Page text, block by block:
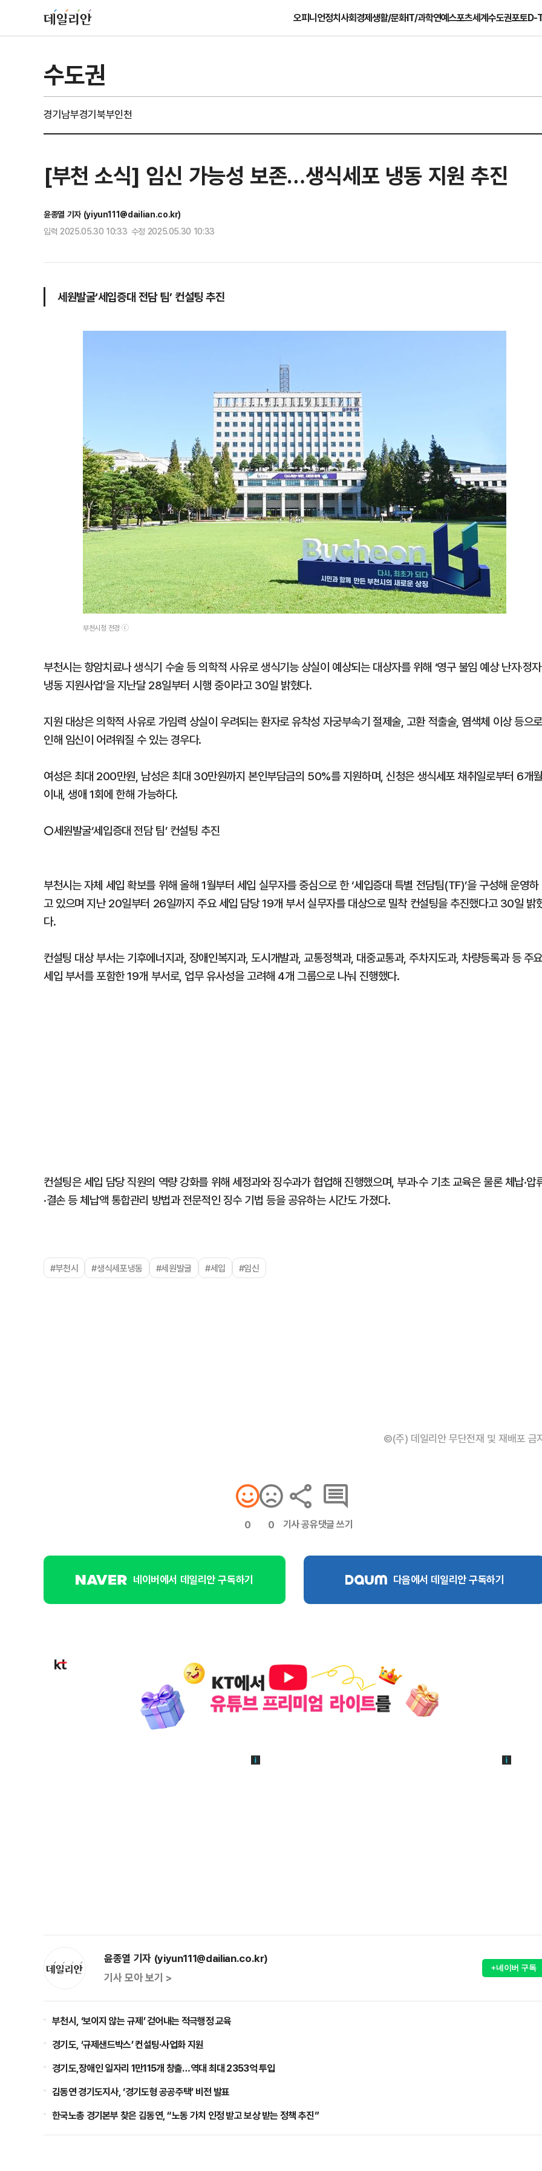
오피니언정치사회경제생활/문화IT/과학연예스포츠세계수도권포토D-
수도권
경기남부경기북부인천
[부천 소식] 임신 가능성 보존…생식세포 냉동 지원 추진
윤종열 기자 (yiyun111@dailian.co.kr)
입력 2025.05.30 10:33 수정 2025.05.30 10:33
세원발굴‘세입증대 전담 팀’ 컨설팅 추진
부천시청 전경 ⓒ
부천시는 항암치료나 생식기 수술 등 의학적 사유로 생식기능 상실이 예상되는 대상자를 위해 ‘영구 불임 예상 난자‧정자
냉동 지원사업’을 지난달 28일부터 시행 중이라고 30일 밝혔다.
지원 대상은 의학적 사유로 가임력 상실이 우려되는 환자로 유착성 자궁부속기 절제술, 고환 적출술, 염색체 이상 등으
인해 임신이 어려워질 수 있는 경우다.
여성은 최대 200만원, 남성은 최대 30만원까지 본인부담금의 50%를 지원하며, 신청은 생식세포 채취일로부터 6개
이내, 생애 1회에 한해 가능하다.
○세원발굴‘세입증대 전담 팀’ 컨설팅 추진
부천시는 자체 세입 확보를 위해 올해 1월부터 세입 실무자를 중심으로 한 ‘세입증대 특별 전담팀(TF)’을 구성해 운영하
고 있으며 지난 20일부터 26일까지 주요 세입 담당 19개 부서 실무자를 대상으로 밀착 컨설팅을 추진했다고 30일 밝
다.
컨설팅 대상 부서는 기후에너지과, 장애인복지과, 도시개발과, 교통정책과, 대중교통과, 주차지도과, 차량등록과 등 주
세입 부서를 포함한 19개 부서로, 업무 유사성을 고려해 4개 그룹으로 나눠 진행했다.
컨설팅은 세입 담당 직원의 역량 강화를 위해 세정과와 징수과가 협업해 진행했으며, 부과·수 기초 교육은 물론 체납·압
·결손 등 체납액 통합관리 방법과 전문적인 징수 기법 등을 공유하는 시간도 가졌다.
#부천시 #생식세포냉동 #세원발굴 #세입 #임신
©(주) 데일리안 무단전재 및 재배포 금
0 0 기사 공유댓글 쓰기
네이버에서 데일리안 구독하기 다음에서 데일리안 구독하기
윤종열 기자 (yiyun111@dailian.co.kr)
기사 모아 보기 >
+네이버 구독
부천시, ‘보이지 않는 규제’ 걷어내는 적극행정 교육
경기도, ‘규제샌드박스’ 컨설팅·사업화 지원
경기도,장애인 일자리 1만115개 창출…역대 최대 2353억 투입
김동연 경기도지사, ‘경기도형 공공주택’ 비전 발표
한국노총 경기본부 찾은 김동연, “노동 가치 인정 받고 보상 받는 정책 추진”
3
폭염 다소 누그러져 '낮 최고
이틀째 비…자고 난 뒤 갑작스
원인은 [오늘 날씨]
4
[데일리안 오늘뉴스 종합] 주
위, 대선도 수사", SK하이닉
추미애 "지방재정 바꿔야", 세
정리 등
5
소주 2~3잔 마시고 운전한 택
죄…혈중알코올농도 0.03%